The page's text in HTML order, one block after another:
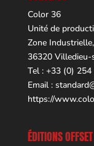
Color 36
Unité de
Zone Industrielle,
36320
Tel : +33 (0)
Email :
https://
ÉDITIONS